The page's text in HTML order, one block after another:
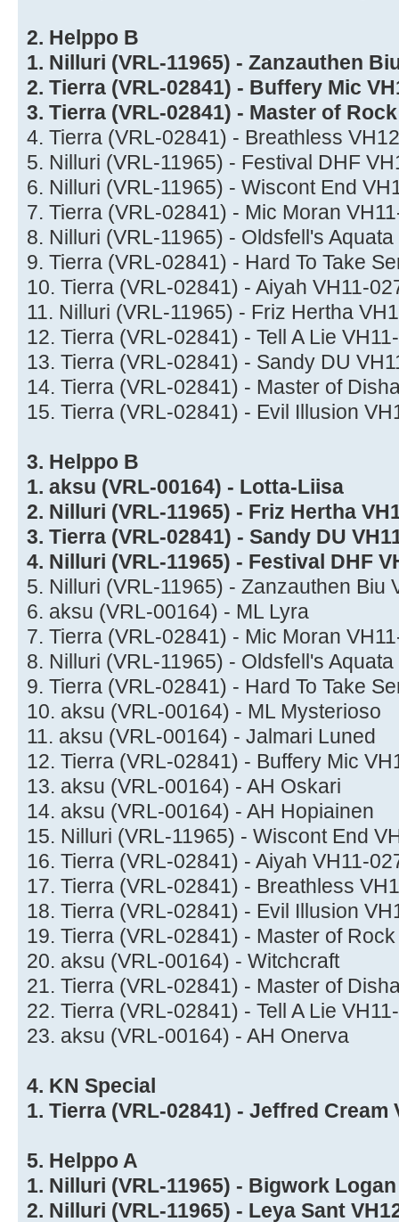
2. Helppo B
1. Nilluri (VRL-11965) - Zanzauthen
2. Tierra (VRL-02841) - Buffery Mic
3. Tierra (VRL-02841) - Master of
4. Tierra (VRL-02841) - Breathless
5. Nilluri (VRL-11965) - Festival DHF
6. Nilluri (VRL-11965) - Wiscont End
7. Tierra (VRL-02841) - Mic Moran
8. Nilluri (VRL-11965) - Oldsfell's Aquata
9. Tierra (VRL-02841) - Hard To Take
10. Tierra (VRL-02841) - Aiyah VH11-
11. Nilluri (VRL-11965) - Friz Hertha
12. Tierra (VRL-02841) - Tell A Lie
13. Tierra (VRL-02841) - Sandy DU
14. Tierra (VRL-02841) - Master of
15. Tierra (VRL-02841) - Evil Illusion
3. Helppo B
1. aksu (VRL-00164) - Lotta-Liisa
2. Nilluri (VRL-11965) - Friz Hertha
3. Tierra (VRL-02841) - Sandy DU
4. Nilluri (VRL-11965) - Festival DHF
5. Nilluri (VRL-11965) - Zanzauthen Biu
6. aksu (VRL-00164) - ML Lyra
7. Tierra (VRL-02841) - Mic Moran
8. Nilluri (VRL-11965) - Oldsfell's Aquata
9. Tierra (VRL-02841) - Hard To Take
10. aksu (VRL-00164) - ML Mysterioso
11. aksu (VRL-00164) - Jalmari Luned
12. Tierra (VRL-02841) - Buffery Mic
13. aksu (VRL-00164) - AH Oskari
14. aksu (VRL-00164) - AH Hopiainen
15. Nilluri (VRL-11965) - Wiscont End
16. Tierra (VRL-02841) - Aiyah VH11-
17. Tierra (VRL-02841) - Breathless
18. Tierra (VRL-02841) - Evil Illusion
19. Tierra (VRL-02841) - Master of
20. aksu (VRL-00164) - Witchcraft
21. Tierra (VRL-02841) - Master of
22. Tierra (VRL-02841) - Tell A Lie
23. aksu (VRL-00164) - AH Onerva
4. KN Special
1. Tierra (VRL-02841) - Jeffred Cream
5. Helppo A
1. Nilluri (VRL-11965) - Bigwork
2. Nilluri (VRL-11965) - Leya Sant